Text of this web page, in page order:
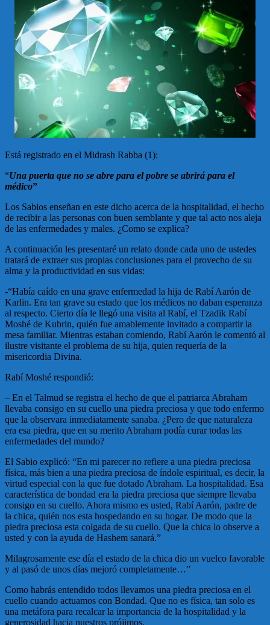
Está registrado en el Midrash Rabba (1):
“Una puerta que no se abre para el pobre se abrirá para el
médico”
Los Sabios enseñan en este dicho acerca de la hospitalidad, el hecho
de recibir a las personas con buen semblante y que tal acto nos aleja
de las enfermedades y males. ¿Como se explica?
A continuación les presentaré un relato donde cada uno de ustedes
tratará de extraer sus propias conclusiones para el provecho de su
alma y la productividad en sus vidas:
-“Había caído en una grave enfermedad la hija de Rabí Aarón de
Karlin. Era tan grave su estado que los médicos no daban esperanza
al respecto. Cierto día le llegó una visita al Rabí, el Tzadik Rabí
Moshé de Kubrin, quién fue amablemente invitado a compartir la
mesa familiar. Mientras estaban comiendo, Rabí Aarón le comentó al
ilustre visitante el problema de su hija, quien requería de la
misericordia Divina.
Rabí Moshé respondió:
– En el Talmud se registra el hecho de que el patriarca Abraham
llevaba consigo en su cuello una piedra preciosa y que todo enfermo
que la observara inmediatamente sanaba. ¿Pero de que naturaleza
era esa piedra, que en su merito Abraham podía curar todas las
enfermedades del mundo?
El Sabio explicó: “En mi parecer no refiere a una piedra preciosa
física, más bien a una piedra preciosa de índole espiritual, es decir, la
virtud especial con la que fue dotado Abraham. La hospitalidad. Esa
característica de bondad era la piedra preciosa que siempre llevaba
consigo en su cuello. Ahora mismo es usted, Rabí Aarón, padre de
la chica, quién nos esta hospedando en su hogar. De modo que la
piedra preciosa esta colgada de su cuello. Que la chica lo observe a
usted y con la ayuda de Hashem sanará.”
Milagrosamente ese día el estado de la chica dio un vuelco favorable
y al pasó de unos días mejoró completamente…”
Como habrás entendido todos llevamos una piedra preciosa en el
cuello cuando actuamos con Bondad. Que no es física, tan solo es
una metáfora para recalcar la importancia de la hospitalidad y la
generosidad hacia nuestros prójimos.